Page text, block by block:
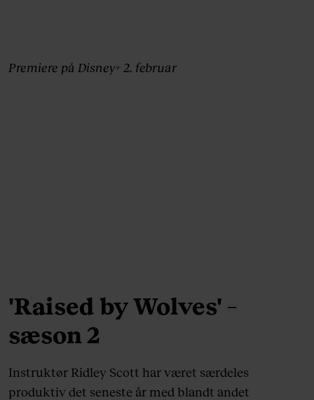
Premiere på Disney+ 2. februar
'Raised by Wolves' –
sæson 2
Instruktør Ridley Scott har været særdeles
produktiv det seneste år med blandt andet